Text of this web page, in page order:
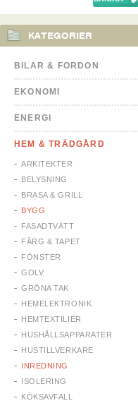
KATEGORIER
BILAR & FORDON
EKONOMI
ENERGI
HEM & TRÄDGÅRD
ARKITEKTER
BELYSNING
BRASA & GRILL
BYGG
FASADTVÄTT
FÄRG & TAPET
FÖNSTER
GOLV
GRÖNA TAK
HEMELEKTRONIK
HEMTEXTILIER
HUSHÅLLSAPPARATER
HUSTILLVERKARE
INREDNING
ISOLERING
KÖKSAVFALL